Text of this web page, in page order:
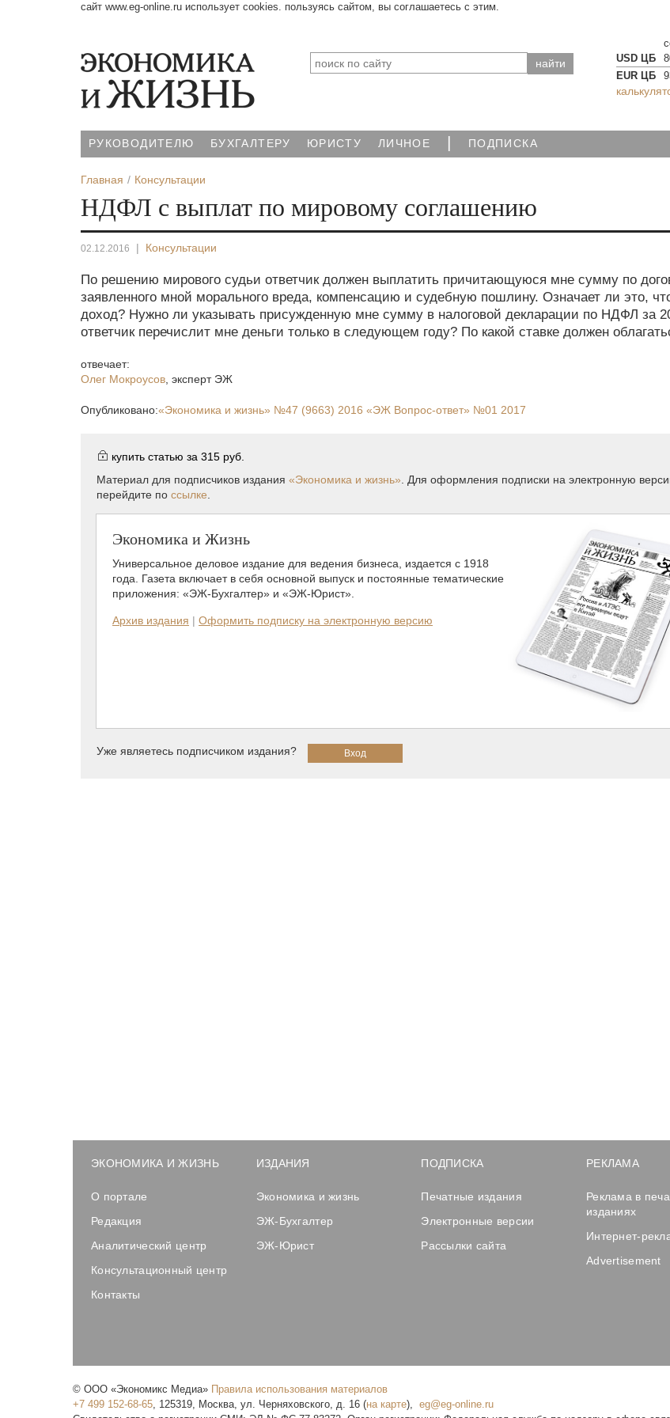
сайт www.eg-online.ru использует cookies. пользуясь сайтом, вы соглашаетесь с этим.
USD ЦБ
EUR ЦБ
РУКОВОДИТЕЛЮ БУХГАЛТЕРУ ЮРИСТУ ЛИЧНОЕ | ПОДПИСКА
Главная Консультации
НДФЛ с выплат по мировому соглашению
02.12.2016 | Консультации
По решению мирового судьи ответчик должен выплатить причитающуюся мне сумму по
заявленного мной морального вреда, компенсацию и судебную пошлину. Означает ли это,
доход? Нужно ли указывать присужденную мне сумму в налоговой декларации по НДФЛ за
ответчик перечислит мне деньги только в следующем году? По какой ставке должен
отвечает:
Олег Мокроусов эксперт ЭЖ
Опубликовано:«Экономика и жизнь» №47 (9663) 2016 «ЭЖ Вопрос-ответ» №01 2017
купить статью за 315 руб.
Материал для подписчиков издания «Экономика и жизнь» . Для оформления подписки на электронную
перейдите по ссылке
Экономика и Жизнь
Универсальное деловое издание для ведения бизнеса, издается с 1918
года. Газета включает в себя основной выпуск и постоянные тематические
приложения: «ЭЖ-Бухгалтер» и «ЭЖ-Юрист».
Архив издания | Оформить подписку на электронную версию
Уже являетесь подписчиком издания?
ЭКОНОМИКА И ЖИЗНЬ
О портале
Редакция
Аналитический центр
Консультационный центр
Контакты
ИЗДАНИЯ
Экономика и жизнь
ЭЖ-Бухгалтер
ЭЖ-Юрист
ПОДПИСКА
Печатные издания
Электронные версии
Рассылки сайта
РЕКЛАМА
Реклама в
изданиях
Интернет-
Advertisement
© ООО «Экономикс Медиа» Правила использования материалов
+7 499 152-68-65, 125319, Москва, ул. Черняховского, д. 16 (на карте),